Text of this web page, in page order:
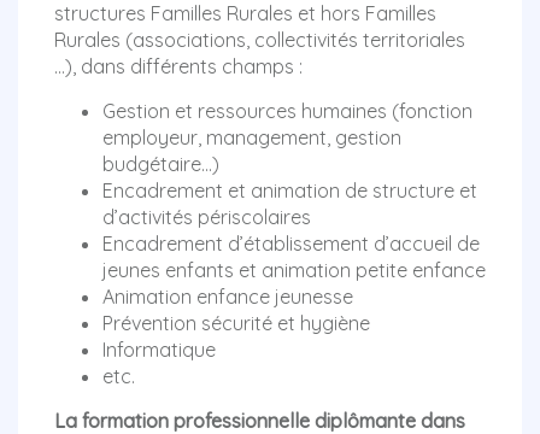
structures Familles Rurales et hors Familles
Rurales (associations, collectivités territoriales
…), dans différents champs :
Gestion et ressources humaines (fonction
employeur, management, gestion
budgétaire…)
Encadrement et animation de structure et
d’activités périscolaires
Encadrement d’établissement d’accueil de
jeunes enfants et animation petite enfance
Animation enfance jeunesse
Prévention sécurité et hygiène
Informatique
etc.
La formation professionnelle diplômante dans